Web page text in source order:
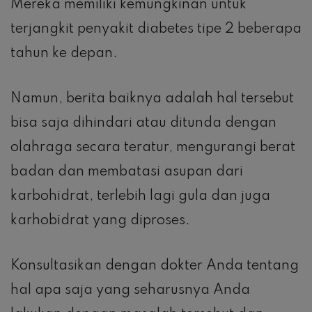
Mereka memiliki kemungkinan untuk
terjangkit penyakit diabetes tipe 2 beberapa
tahun ke depan.
Namun, berita baiknya adalah hal tersebut
bisa saja dihindari atau ditunda dengan
olahraga secara teratur, mengurangi berat
badan dan membatasi asupan dari
karbohidrat, terlebih lagi gula dan juga
karhobidrat yang diproses.
Konsultasikan dengan dokter Anda tentang
hal apa saja yang seharusnya Anda